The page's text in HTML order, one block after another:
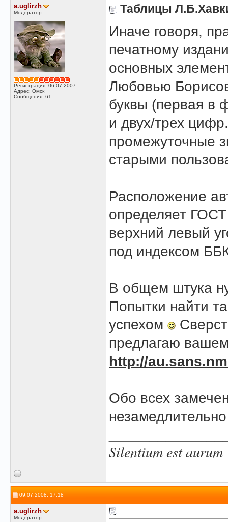
a.uglirzh
Модератор
Регистрация: 06.07.2007
Адрес: Омск
Сообщения: 61
Таблицы
Иначе говоря,
печатному
основных
Любовью
буквы (первая в
и двух/трех
промежуточные
старыми
Расположение
определяет
верхний левый
под индексом
В общем штука
Попытки найти
успехом
предлагаю
http://
Обо всех
Silentium est aurum
09.07.2008, 17:18
a.uglirzh
Модератор